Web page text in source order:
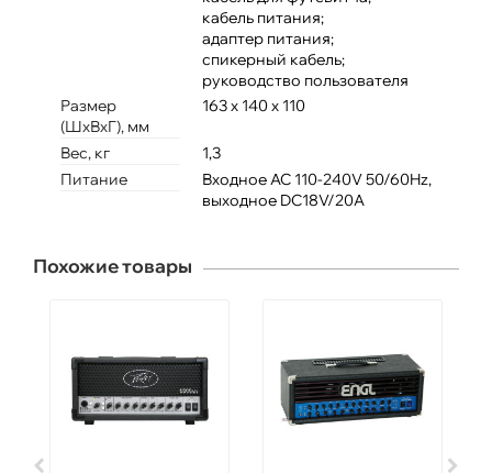
кабель питания;
адаптер питания;
спикерный кабель;
руководство пользователя
Размер
(ШхВхГ), мм
163 x 140 x 110
Вес, кг
1,3
Питание
Входное AC 110-240V 50/60Hz,
выходное DC18V/20A
Похожие товары